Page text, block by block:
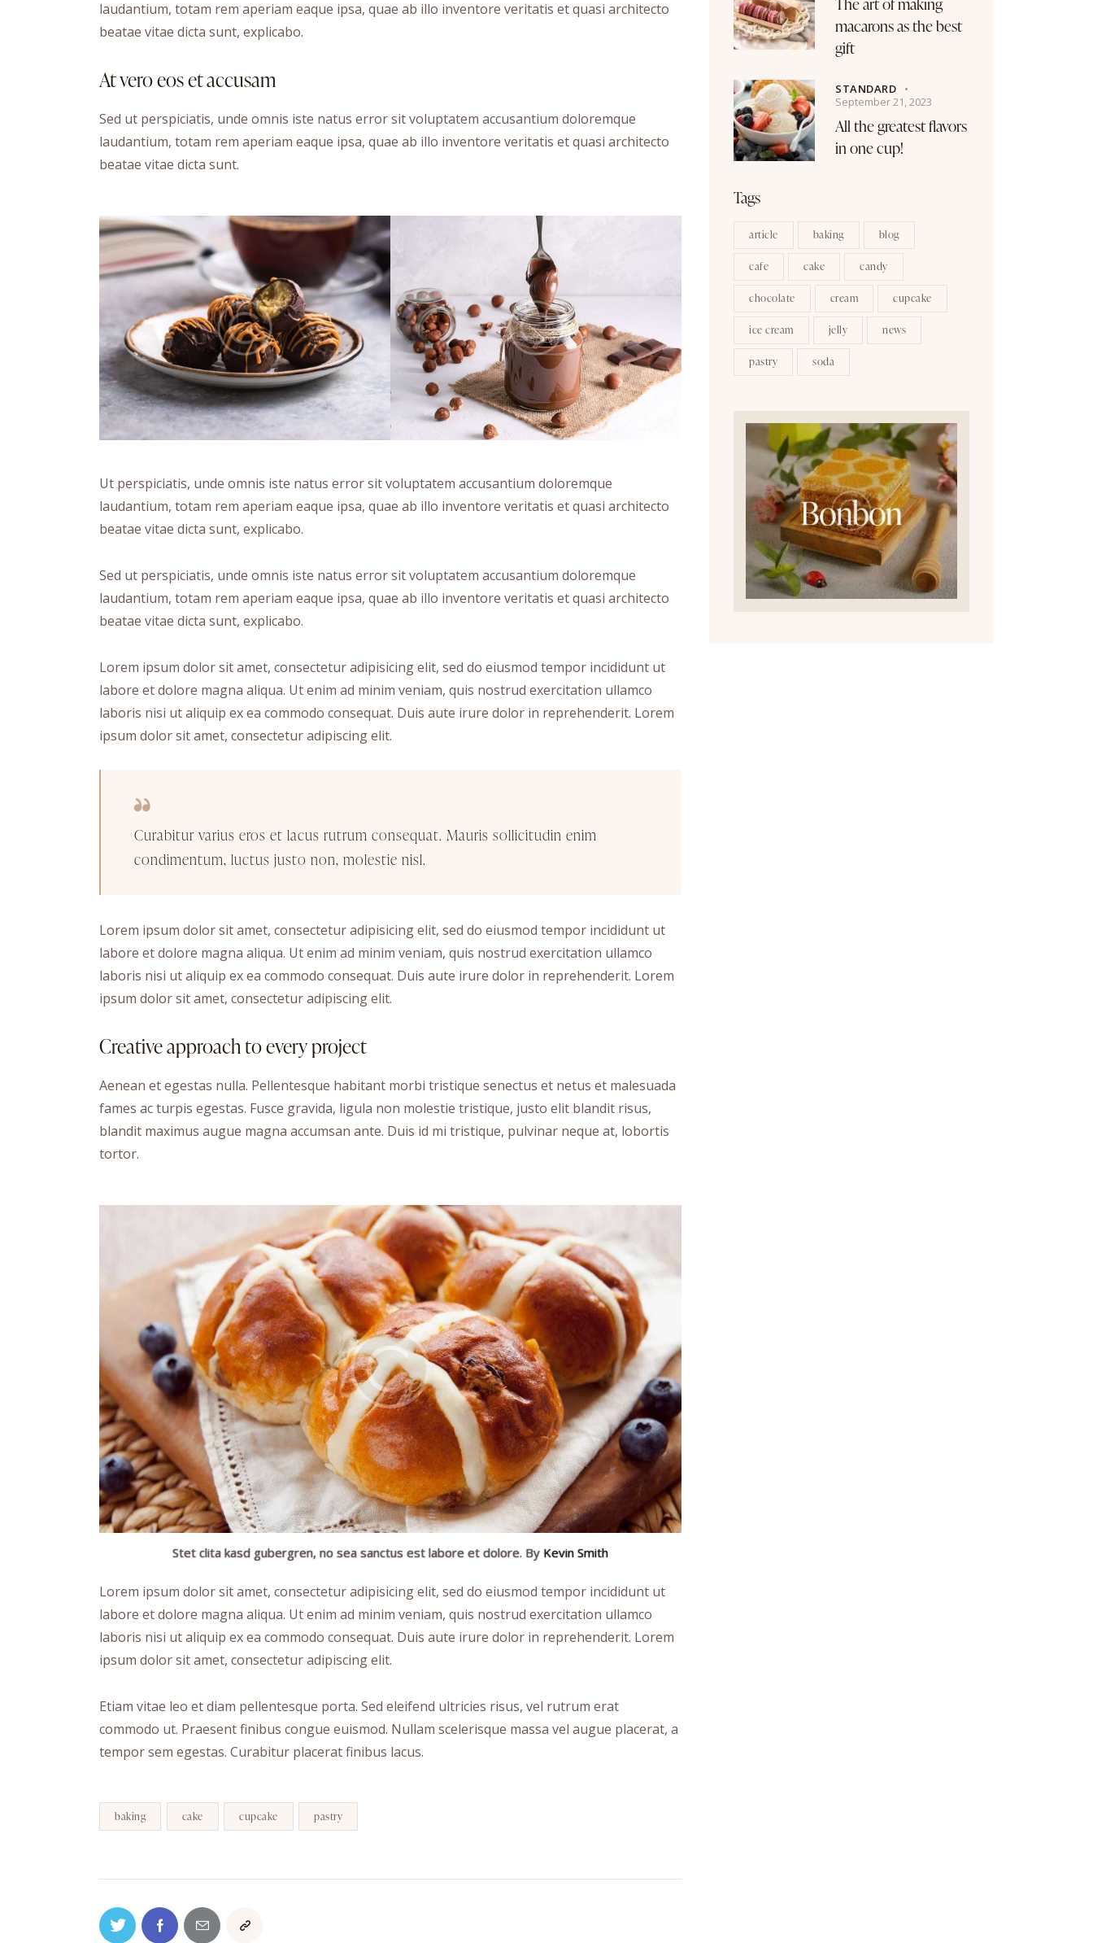
laudantium, totam rem aperiam eaque ipsa, quae ab illo inventore veritatis et quasi architecto
beatae vitae dicta sunt, explicabo.
At vero eos et accusam
Sed ut perspiciatis, unde omnis iste natus error sit voluptatem accusantium doloremque
laudantium, totam rem aperiam eaque ipsa, quae ab illo inventore veritatis et quasi architecto
beatae vitae dicta sunt.
Ut perspiciatis, unde omnis iste natus error sit voluptatem accusantium doloremque
laudantium, totam rem aperiam eaque ipsa, quae ab illo inventore veritatis et quasi architecto
beatae vitae dicta sunt, explicabo.
Sed ut perspiciatis, unde omnis iste natus error sit voluptatem accusantium doloremque
laudantium, totam rem aperiam eaque ipsa, quae ab illo inventore veritatis et quasi architecto
beatae vitae dicta sunt, explicabo.
Lorem ipsum dolor sit amet, consectetur adipisicing elit, sed do eiusmod tempor incididunt ut
labore et dolore magna aliqua. Ut enim ad minim veniam, quis nostrud exercitation ullamco
laboris nisi ut aliquip ex ea commodo consequat. Duis aute irure dolor in reprehenderit. Lorem
ipsum dolor sit amet, consectetur adipiscing elit.
Curabitur varius eros et lacus rutrum consequat. Mauris sollicitudin enim
condimentum, luctus justo non, molestie nisl.
Lorem ipsum dolor sit amet, consectetur adipisicing elit, sed do eiusmod tempor incididunt ut
labore et dolore magna aliqua. Ut enim ad minim veniam, quis nostrud exercitation ullamco
laboris nisi ut aliquip ex ea commodo consequat. Duis aute irure dolor in reprehenderit. Lorem
ipsum dolor sit amet, consectetur adipiscing elit.
Creative approach to every project
Aenean et egestas nulla. Pellentesque habitant morbi tristique senectus et netus et malesuada
fames ac turpis egestas. Fusce gravida, ligula non molestie tristique, justo elit blandit risus,
blandit maximus augue magna accumsan ante. Duis id mi tristique, pulvinar neque at, lobortis
tortor.
Stet clita kasd gubergren, no sea sanctus est labore et dolore. By Kevin Smith
Lorem ipsum dolor sit amet, consectetur adipisicing elit, sed do eiusmod tempor incididunt ut
labore et dolore magna aliqua. Ut enim ad minim veniam, quis nostrud exercitation ullamco
laboris nisi ut aliquip ex ea commodo consequat. Duis aute irure dolor in reprehenderit. Lorem
ipsum dolor sit amet, consectetur adipiscing elit.
Etiam vitae leo et diam pellentesque porta. Sed eleifend ultricies risus, vel rutrum erat
commodo ut. Praesent finibus congue euismod. Nullam scelerisque massa vel augue placerat, a
tempor sem egestas. Curabitur placerat finibus lacus.
baking cake cupcake pastry
macarons as the best
gift
STANDARD
September 21, 2023
All the greatest flavors
in one cup!
Tags
article baking blog
cafe cake candy
chocolate cream cupcake
ice cream jelly news
pastry soda